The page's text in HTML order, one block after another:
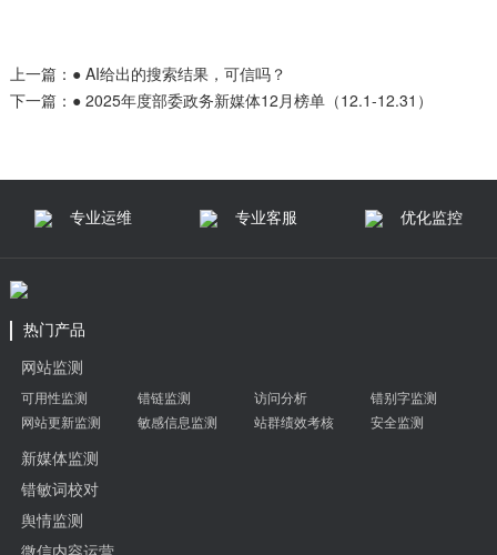
上一篇： ● AI给出的搜索结果，可信吗？
下一篇： ● 2025年度部委政务新媒体12月榜单（12.1-12.31）
专业运维 专业客服 优化监控
热门产品
网站监测
可用性监测 错链监测 访问分析
错别字监测
网站更新监测
敏感信息监测 站群绩效考核 安全监测
新媒体监测
错敏词校对
舆情监测